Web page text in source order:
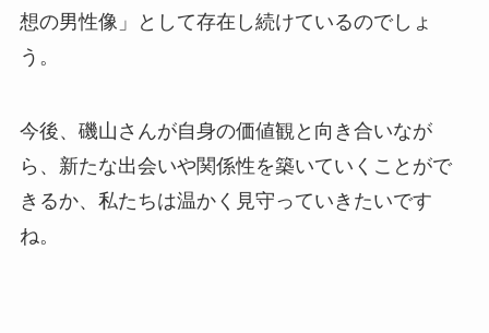
想の男性像」として存在し続けているのでしょ
う。
今後、磯山さんが自身の価値観と向き合いなが
ら、新たな出会いや関係性を築いていくことがで
きるか、私たちは温かく見守っていきたいです
ね。